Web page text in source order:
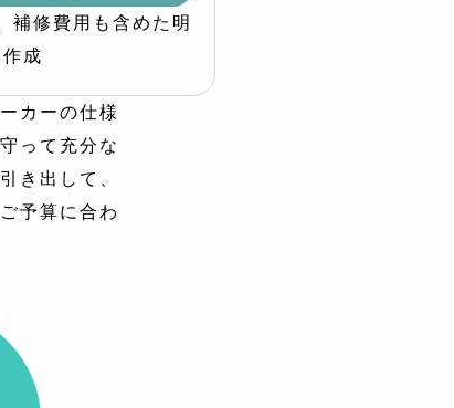
補修費用も含めた明
成
カーの仕様
って充分な
き出して、
予算に合わ